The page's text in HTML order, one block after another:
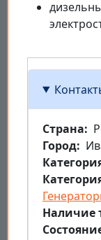
Страна
Город
Наличие